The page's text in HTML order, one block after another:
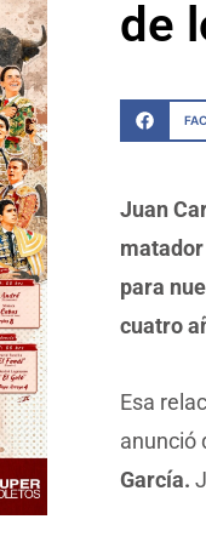
de
Juan
para
cuatro
Esa
anunció
García.